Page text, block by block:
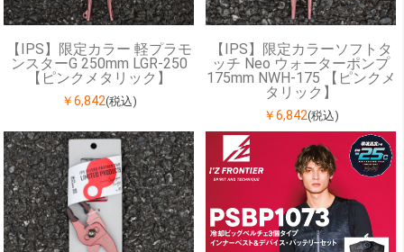
【IPS】限定カラー 軽プラモ
ンスターG 250mm LGR-250
【ピンクメタリック】
￥6,842(税込)
【IPS】限定カラーソフトタ
ッチ Neo ウォーターポンプ
175mm NWH-175 【ピンクメ
タリック】
￥6,842(税込)